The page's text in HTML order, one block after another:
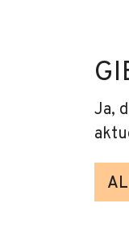
Ja,